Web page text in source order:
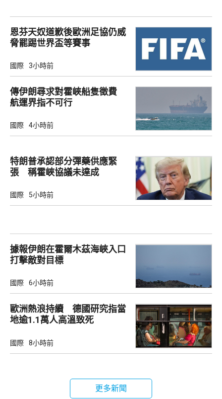
恩芬天奴道歉後歐洲足協仍威
脅罷踢世界盃等賽事
國際 3小時前
傳伊朗尋求對霍峽船隻徵費
航運界指不可行
國際 4小時前
特朗普承認部分彈藥供應緊
張 稱霍峽協議未達成
國際 5小時前
據報伊朗在霍爾木茲海峽入口
打擊敵對目標
國際 6小時前
歐洲熱浪持續 德國研究指當
地逾1.1萬人高溫致死
國際 8小時前
更多新聞